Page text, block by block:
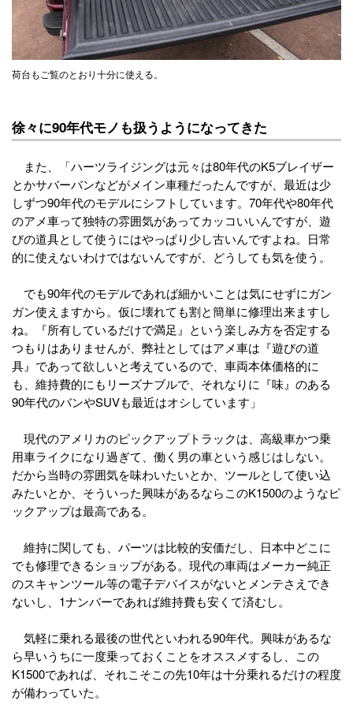
荷台もご覧のとおり十分に使える。
徐々に90年代モノも扱うようになってきた
また、「ハーツライジングは元々は80年代のK5ブレイザー
とかサバーバンなどがメイン車種だったんですが、最近は少
しずつ90年代のモデルにシフトしています。70年代や80年代
のアメ車って独特の雰囲気があってカッコいいんですが、遊
びの道具として使うにはやっぱり少し古いんですよね。日常
的に使えないわけではないんですが、どうしても気を使う。
でも90年代のモデルであれば細かいことは気にせずにガン
ガン使えますから。仮に壊れても割と簡単に修理出来ますし
ね。『所有しているだけで満足』という楽しみ方を否定する
つもりはありませんが、弊社としてはアメ車は『遊びの道
具』であって欲しいと考えているので、車両本体価格的に
も、維持費的にもリーズナブルで、それなりに『味』のある
90年代のバンやSUVも最近はオシしています」
現代のアメリカのピックアップトラックは、高級車かつ乗
用車ライクになり過ぎて、働く男の車という感じはしない。
だから当時の雰囲気を味わいたいとか、ツールとして使い込
みたいとか、そういった興味があるならこのK1500のようなピ
ックアップは最高である。
維持に関しても、パーツは比較的安価だし、日本中どこに
でも修理できるショップがある。現代の車両はメーカー純正
のスキャンツール等の電子デバイスがないとメンテさえでき
ないし、1ナンバーであれば維持費も安くて済むし。
気軽に乗れる最後の世代といわれる90年代。興味があるな
ら早いうちに一度乗っておくことをオススメするし、この
K1500であれば、それこそこの先10年は十分乗れるだけの程度
が備わっていた。